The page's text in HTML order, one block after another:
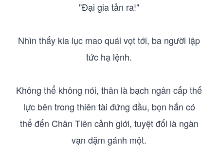
"Đại gia tản ra!"
Nhìn thấy kia lục mao quái vọt tới, ba người lập
tức hạ lệnh.
Không thể không nói, thân là bạch ngân cấp thế
lực bên trong thiên tài đứng đầu, bọn hắn có
thể đến Chân Tiên cảnh giới, tuyệt đối là ngàn
vạn dặm gánh một.